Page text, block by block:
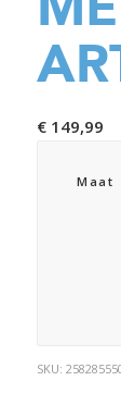
€149,99
Maat
SKU: